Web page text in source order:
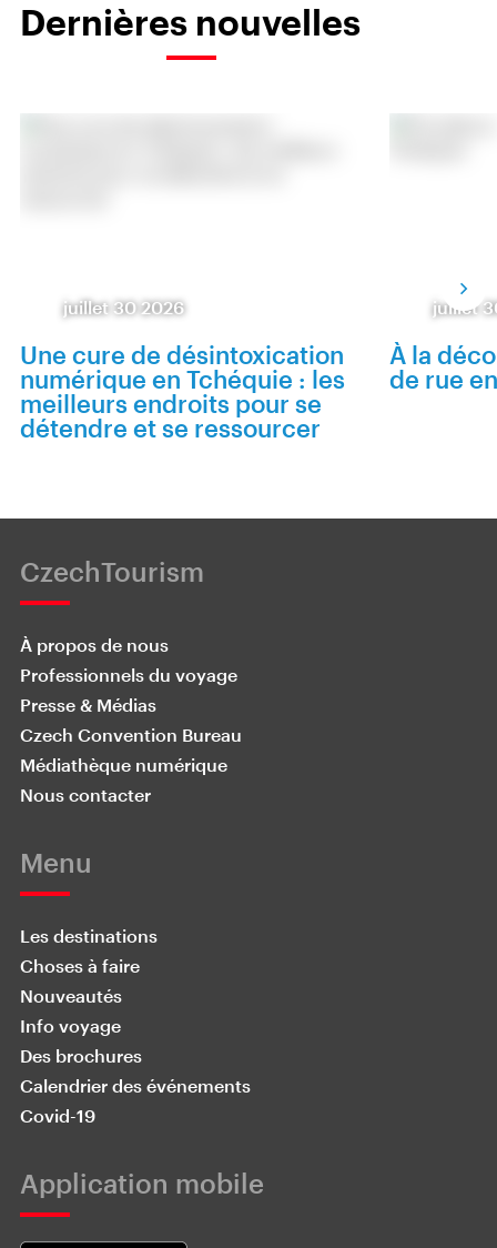
Dernières nouvelles
juillet 30 2026
Une cure de désintoxication
numérique en Tchéquie : les
meilleurs endroits pour se
détendre et se ressourcer
juillet
À la
de rue
CzechTourism
À propos de nous
Professionnels du voyage
Presse & Médias
Czech Convention Bureau
Médiathèque numérique
Nous contacter
Menu
Les destinations
Choses à faire
Nouveautés
Info voyage
Des brochures
Calendrier des événements
Covid-19
Application mobile